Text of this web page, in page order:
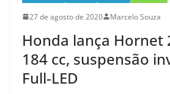
27 de agosto de 2020 Marcelo Souza
Honda lança Hornet
184 cc, suspensão
Full-LED